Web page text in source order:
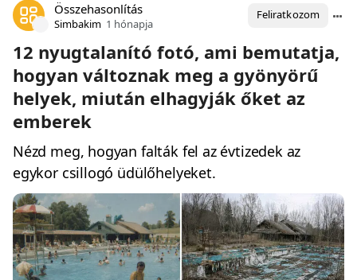
Összehasonlítás
Simbakim 1 hónapja
Feliratkozom
12 nyugtalanító fotó, ami bemutatja,
hogyan változnak meg a gyönyörű
helyek, miután elhagyják őket az
emberek
Nézd meg, hogyan falták fel az évtizedek az
egykor csillogó üdülőhelyeket.